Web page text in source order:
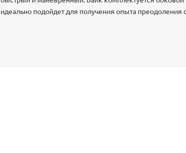
идеально подойдет для получения опыта преодоления